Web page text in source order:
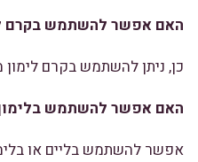
האם אפשר להשתמש בקרם
כן, ניתן להשתמש בקרם לימון
האם אפשר להשתמש
אפשר להשתמש בליים או